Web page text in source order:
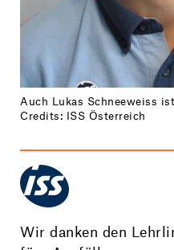
Auch Lukas Schneeweiss
Credits: ISS Österreich
Wir danken den